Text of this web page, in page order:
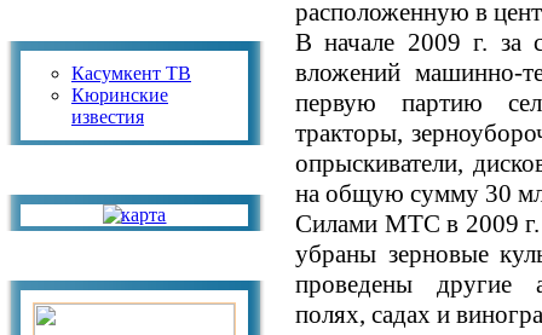
Касумкент ТВ
Кюринские
известия
расположенную в
В начале 2009 г. за
вложений машинно-
первую партию
тракторы,
опрыскиватели,
на общую сумму 30
Силами МТС в 2009 г.
убраны зерновые
проведены другие
полях, садах и